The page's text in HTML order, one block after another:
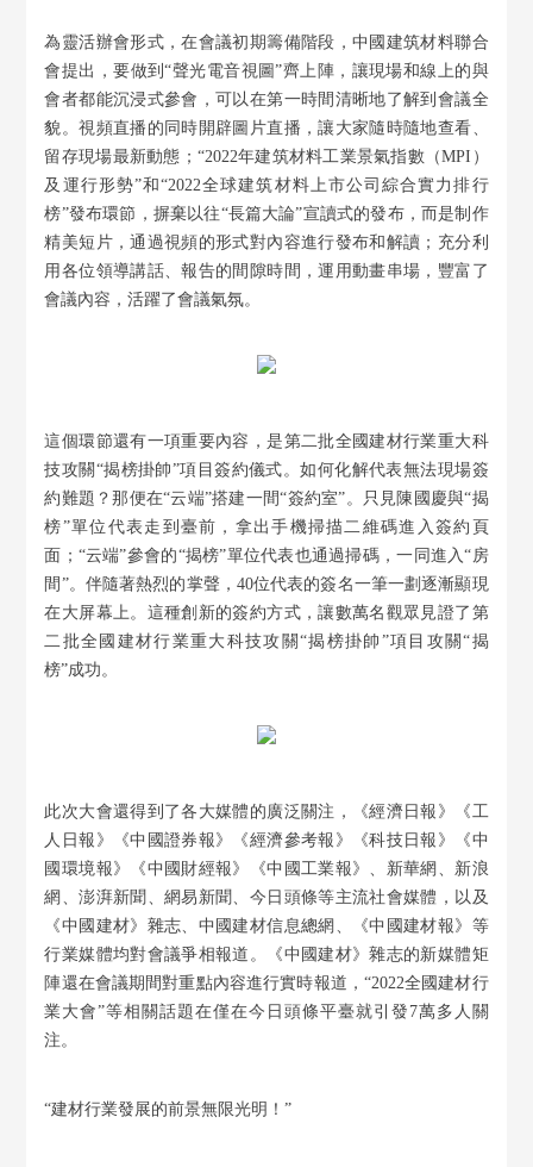
為靈活辦會形式，在會議初期籌備階段，中國建筑材料聯合
會提出，要做到“聲光電音視圖”齊上陣，讓現場和線上的與
會者都能沉浸式參會，可以在第一時間清晰地了解到會議全
貌。視頻直播的同時開辟圖片直播，讓大家隨時隨地查看、
留存現場最新動態；“2022年建筑材料工業景氣指數（MPI）
及運行形勢”和“2022全球建筑材料上市公司綜合實力排行
榜”發布環節，摒棄以往“長篇大論”宣讀式的發布，而是制作
精美短片，通過視頻的形式對內容進行發布和解讀；充分利
用各位領導講話、報告的間隙時間，運用動畫串場，豐富了
會議內容，活躍了會議氣氛。
這個環節還有一項重要內容，是第二批全國建材行業重大科
技攻關“揭榜掛帥”項目簽約儀式。如何化解代表無法現場簽
約難題？那便在“云端”搭建一間“簽約室”。只見陳國慶與“揭
榜”單位代表走到臺前，拿出手機掃描二維碼進入簽約頁
面；“云端”參會的“揭榜”單位代表也通過掃碼，一同進入“房
間”。伴隨著熱烈的掌聲，40位代表的簽名一筆一劃逐漸顯現
在大屏幕上。這種創新的簽約方式，讓數萬名觀眾見證了第
二批全國建材行業重大科技攻關“揭榜掛帥”項目攻關“揭
榜”成功。
此次大會還得到了各大媒體的廣泛關注，《經濟日報》《工
人日報》《中國證券報》《經濟參考報》《科技日報》《中
國環境報》《中國財經報》《中國工業報》、新華網、新浪
網、澎湃新聞、網易新聞、今日頭條等主流社會媒體，以及
《中國建材》雜志、中國建材信息總網、《中國建材報》等
行業媒體均對會議爭相報道。《中國建材》雜志的新媒體矩
陣還在會議期間對重點內容進行實時報道，“2022全國建材行
業大會”等相關話題在僅在今日頭條平臺就引發7萬多人關
注。
“建材行業發展的前景無限光明！”